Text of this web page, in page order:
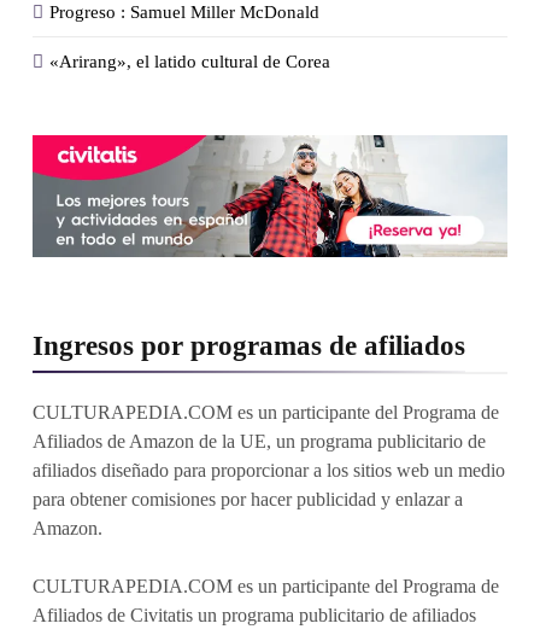
Progreso : Samuel Miller McDonald
«Arirang», el latido cultural de Corea
Ingresos por programas de afiliados
CULTURAPEDIA.COM es un participante del Programa de
Afiliados de Amazon de la UE, un programa publicitario de
afiliados diseñado para proporcionar a los sitios web un medio
para obtener comisiones por hacer publicidad y enlazar a
Amazon.
CULTURAPEDIA.COM es un participante del Programa de
Afiliados de Civitatis un programa publicitario de afiliados